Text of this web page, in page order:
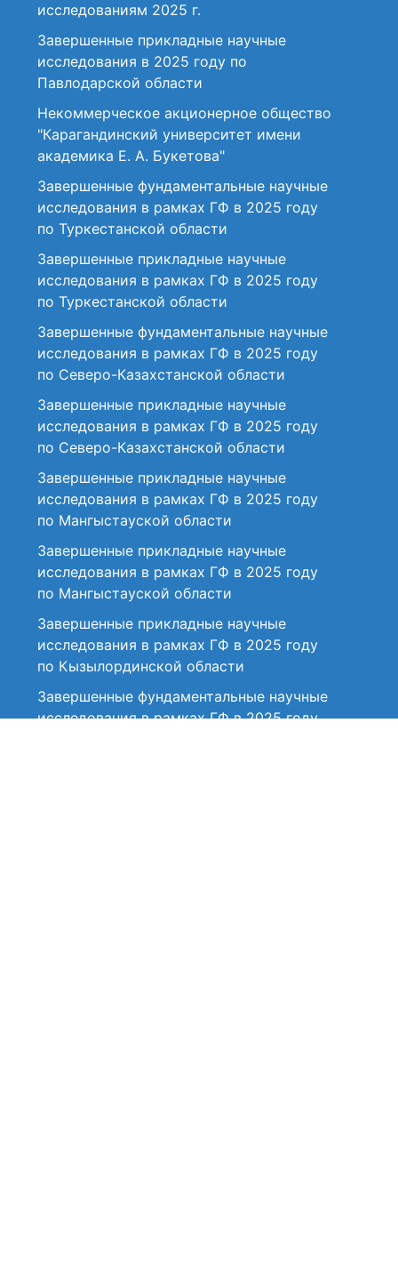
исследованиям 2025 г.
Завершенные прикладные научные
исследования в 2025 году по
Павлодарской области
Некоммерческое акционерное общество
"Карагандинский университет имени
академика Е. А. Букетова"
Завершенные фундаментальные научные
исследования в рамках ГФ в 2025 году
по Туркестанской области
Завершенные прикладные научные
исследования в рамках ГФ в 2025 году
по Туркестанской области
Завершенные фундаментальные научные
исследования в рамках ГФ в 2025 году
по Северо-Казахстанской области
Завершенные прикладные научные
исследования в рамках ГФ в 2025 году
по Северо-Казахстанской области
Завершенные прикладные научные
исследования в рамках ГФ в 2025 году
по Мангыстауской области
Завершенные прикладные научные
исследования в рамках ГФ в 2025 году
по Мангыстауской области
Завершенные прикладные научные
исследования в рамках ГФ в 2025 году
по Кызылординской области
Завершенные фундаментальные научные
исследования в рамках ГФ в 2025 году